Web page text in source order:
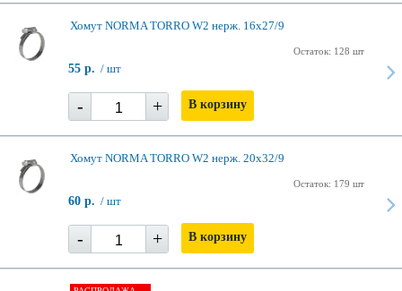
Хомут NORMA TORRO W2 нерж. 16х27/9
Остаток: 128 шт
55 р. / шт
- + В корзину
Хомут NORMA TORRO W2 нерж. 20х32/9
Остаток: 179 шт
60 р. / шт
- + В корзину